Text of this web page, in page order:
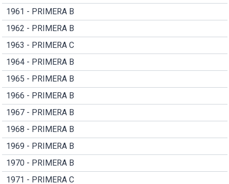
1961 - PRIMERA B
1962 - PRIMERA B
1963 - PRIMERA C
1964 - PRIMERA B
1965 - PRIMERA B
1966 - PRIMERA B
1967 - PRIMERA B
1968 - PRIMERA B
1969 - PRIMERA B
1970 - PRIMERA B
1971 - PRIMERA C